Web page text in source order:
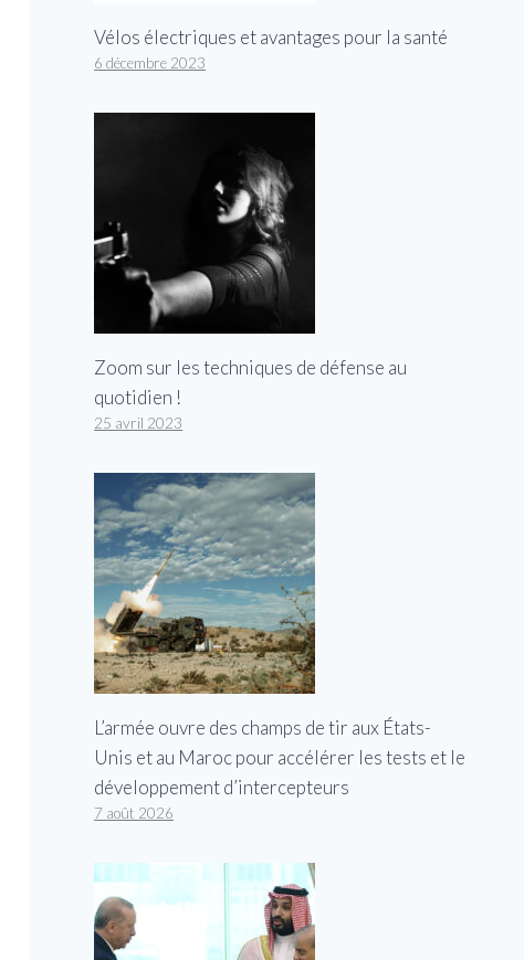
Vélos électriques et avantages pour la santé
6 décembre 2023
Zoom sur les techniques de défense au
quotidien !
25 avril 2023
L’armée ouvre des champs de tir aux États-
Unis et au Maroc pour accélérer les tests et le
développement d’intercepteurs
7 août 2026